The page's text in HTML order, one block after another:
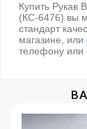
Купить Рукав
(КС-6476) вы
стандарт
магазине, или
телефону или